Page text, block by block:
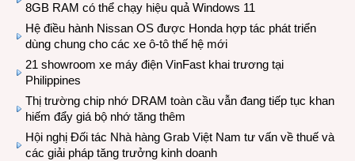
8GB RAM có thể chạy hiệu quả Windows 11
Hệ điều hành Nissan OS được Honda hợp tác phát triển
dùng chung cho các xe ô-tô thế hệ mới
21 showroom xe máy điện VinFast khai trương tại
Philippines
Thị trường chip nhớ DRAM toàn cầu vẫn đang tiếp tục khan
hiếm đẩy giá bộ nhớ tăng thêm
Hội nghị Đối tác Nhà hàng Grab Việt Nam tư vấn về thuế và
các giải pháp tăng trưởng kinh doanh